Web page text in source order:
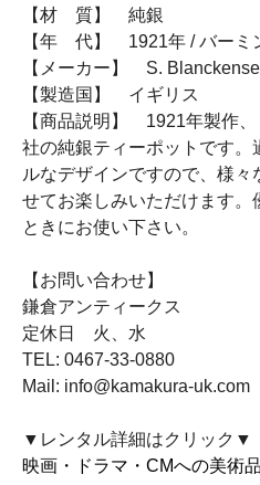
【材 質】 純銀
【年 代】 1921年 / バーミ
【メーカー】 S.
【製造国】 イギリス
【商品説明】 1921年製作、
社の純銀ティーポットです
ルなデザインですので、様
せてお楽しみいただけます。
ときにお使い下さい。
【お問い合わせ】
鎌倉アンティークス
定休日 火、水
TEL: 0467-33-0880
Mail: info@kamakura-uk.com
▼レンタル詳細はクリック▼
映画・ドラマ・CMへの美術